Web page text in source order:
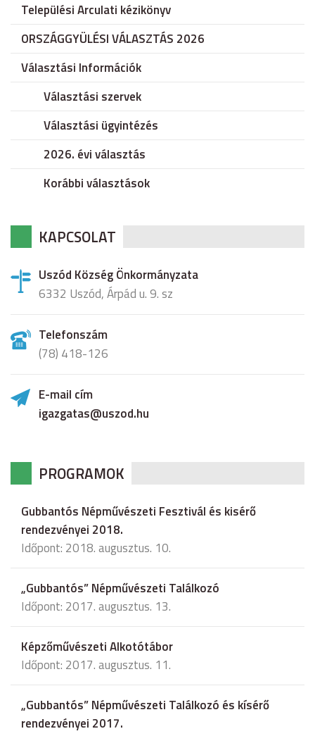
Települési Arculati kézikönyv
ORSZÁGGYÜLÉSI VÁLASZTÁS 2026
Választási Információk
Választási szervek
Választási ügyintézés
2026. évi választás
Korábbi választások
KAPCSOLAT
Uszód Község Önkormányzata
6332 Uszód, Árpád u. 9. sz
Telefonszám
(78) 418-126
E-mail cím
igazgatas@uszod.hu
PROGRAMOK
Gubbantós Népművészeti Fesztivál és kisérő
rendezvényei 2018.
Időpont: 2018. augusztus. 10.
„Gubbantós” Népművészeti Találkozó
Időpont: 2017. augusztus. 13.
Képzőművészeti Alkotótábor
Időpont: 2017. augusztus. 11.
„Gubbantós” Népművészeti Találkozó és kísérő
rendezvényei 2017.